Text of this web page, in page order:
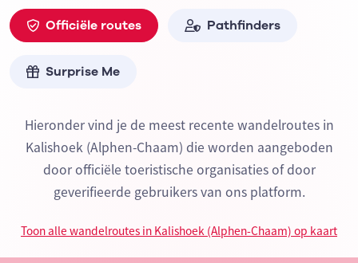
Officiële routes Pathfinders
Surprise Me
Hieronder vind je de meest recente wandelroutes in
Kalishoek (Alphen-Chaam) die worden aangeboden
door officiële toeristische organisaties of door
geverifieerde gebruikers van ons platform.
Toon alle wandelroutes in Kalishoek (Alphen-Chaam) op kaart